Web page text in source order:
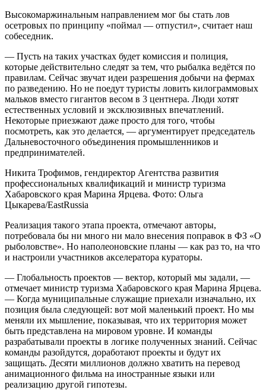
Высокомаржинальным направлением мог бы стать лов
осетровых по принципу «поймал — отпустил», считает наш
собеседник.
— Пусть на таких участках будет комиссия и полиция,
которые действительно следят за тем, что рыбалка ведётся по
правилам. Сейчас звучат идеи разрешения добычи на фермах
по разведению. Но не поедут туристы ловить килограммовых
мальков вместо гигантов весом в 3 центнера. Люди хотят
естественных условий и эксклюзивных впечатлений.
Некоторые приезжают даже просто для того, чтобы
посмотреть, как это делается, — аргументирует председатель
Дальневосточного объединения промышленников и
предпринимателей.
Никита Трофимов, гендиректор Агентства развития
профессиональных квалификаций и министр туризма
Хабаровского края Марина Ярцева. Фото: Ольга
Цыкарева/EastRussia
Реализация такого этапа проекта, отмечают авторы,
потребовала бы ни много ни мало внесения поправок в ФЗ «О
рыболовстве». Но наполеоновские планы — как раз то, на что
и настроили участников акселератора кураторы.
— Глобальность проектов — вектор, который мы задали, —
отмечает министр туризма Хабаровского края Марина Ярцева.
— Когда муниципальные служащие приехали изначально, их
позиция была следующей: вот мой маленький проект. Но мы
меняли их мышление, показывая, что их территория может
быть представлена на мировом уровне. И команды
разрабатывали проекты в логике полученных знаний. Сейчас
команды разойдутся, доработают проекты и будут их
защищать. Десяти миллионов должно хватить на перевод
анимационного фильма на иностранные языки или
реализацию другой гипотезы.